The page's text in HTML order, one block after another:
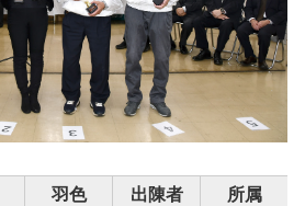
羽色 出陳者 所属